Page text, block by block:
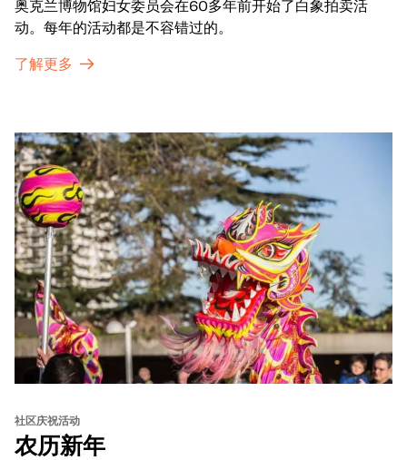
奥克兰博物馆妇女委员会在60多年前开始了白象拍卖活
动。每年的活动都是不容错过的。
了解更多
社区庆祝活动
农历新年